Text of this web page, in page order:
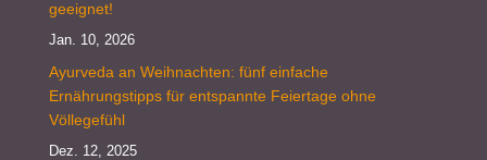
geeignet!
Jan. 10, 2026
Ayurveda an Weihnachten: fünf einfache
Ernährungstipps für entspannte Feiertage ohne
Völlegefühl
Dez. 12, 2025